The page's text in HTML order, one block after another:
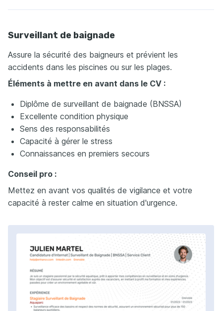
Surveillant de baignade
Assure la sécurité des baigneurs et prévient les
accidents dans les piscines ou sur les plages.
Éléments à mettre en avant dans le CV :
Diplôme de surveillant de baignade (BNSSA)
Excellente condition physique
Sens des responsabilités
Capacité à gérer le stress
Connaissances en premiers secours
Conseil pro :
Mettez en avant vos qualités de vigilance et votre
capacité à rester calme en situation d'urgence.